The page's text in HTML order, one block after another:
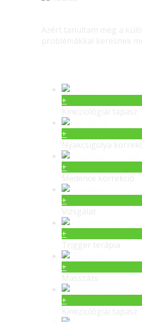
+
+
+
+
+
+
+